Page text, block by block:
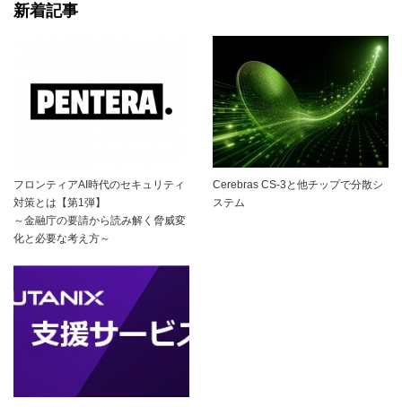
新着記事
フロンティアAI時代のセキュリティ
対策とは【第1弾】
～金融庁の要請から読み解く脅威変
化と必要な考え方～
Cerebras CS-3と他チップで分散シ
ステム